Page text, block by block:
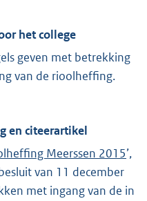
het college
geven met betrekking
van de rioolheffing.
en citeerartikel
Meerssen 2015’,
van 11 december
met ingang van de in